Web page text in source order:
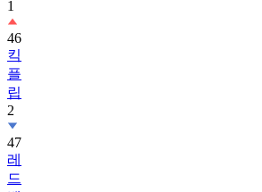
46
킥
플
립
2
47
레
드
벨
벳